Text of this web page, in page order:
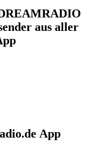
aus aller
App